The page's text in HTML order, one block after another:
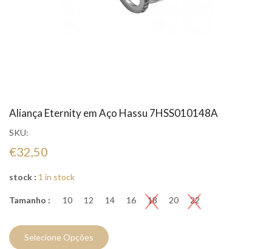
Aliança Eternity em Aço Hassu 7HSS010148A
SKU:
€32,50
stock : 1 in stock
Tamanho : 10 12 14 16 18 20 22
Selecione Opções